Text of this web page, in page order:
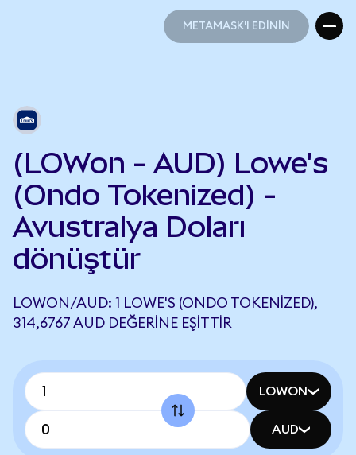
METAMASK'I EDİNİN
(LOWon - AUD) Lowe's
(Ondo Tokenized) -
Avustralya Doları
dönüştür
LOWON/AUD: 1 LOWE'S (ONDO TOKENIZED),
314,6767 AUD DEĞERINE EŞITTIR
LOWON
AUD